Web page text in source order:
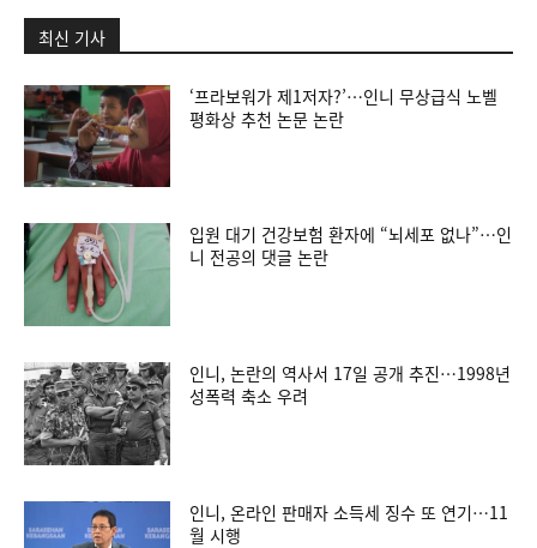
최신 기사
‘프라보워가 제1저자?’…인니 무상급식 노벨
평화상 추천 논문 논란
입원 대기 건강보험 환자에 “뇌세포 없나”…인
니 전공의 댓글 논란
인니, 논란의 역사서 17일 공개 추진…1998년
성폭력 축소 우려
인니, 온라인 판매자 소득세 징수 또 연기…11
월 시행